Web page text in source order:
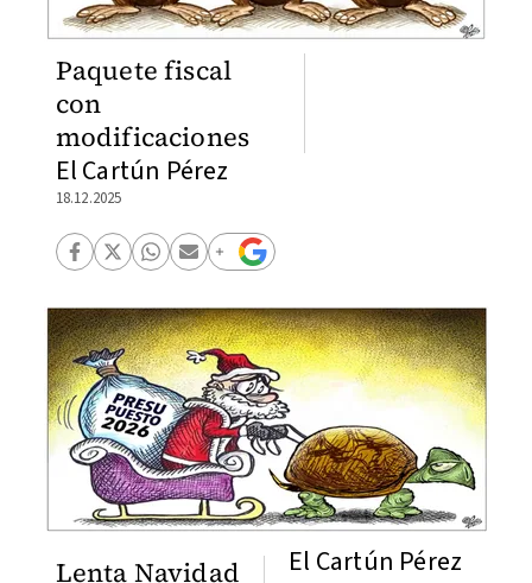
Paquete fiscal
con
modificaciones
El Cartún Pérez
18.12.2025
Lenta Navidad El Cartún Pérez